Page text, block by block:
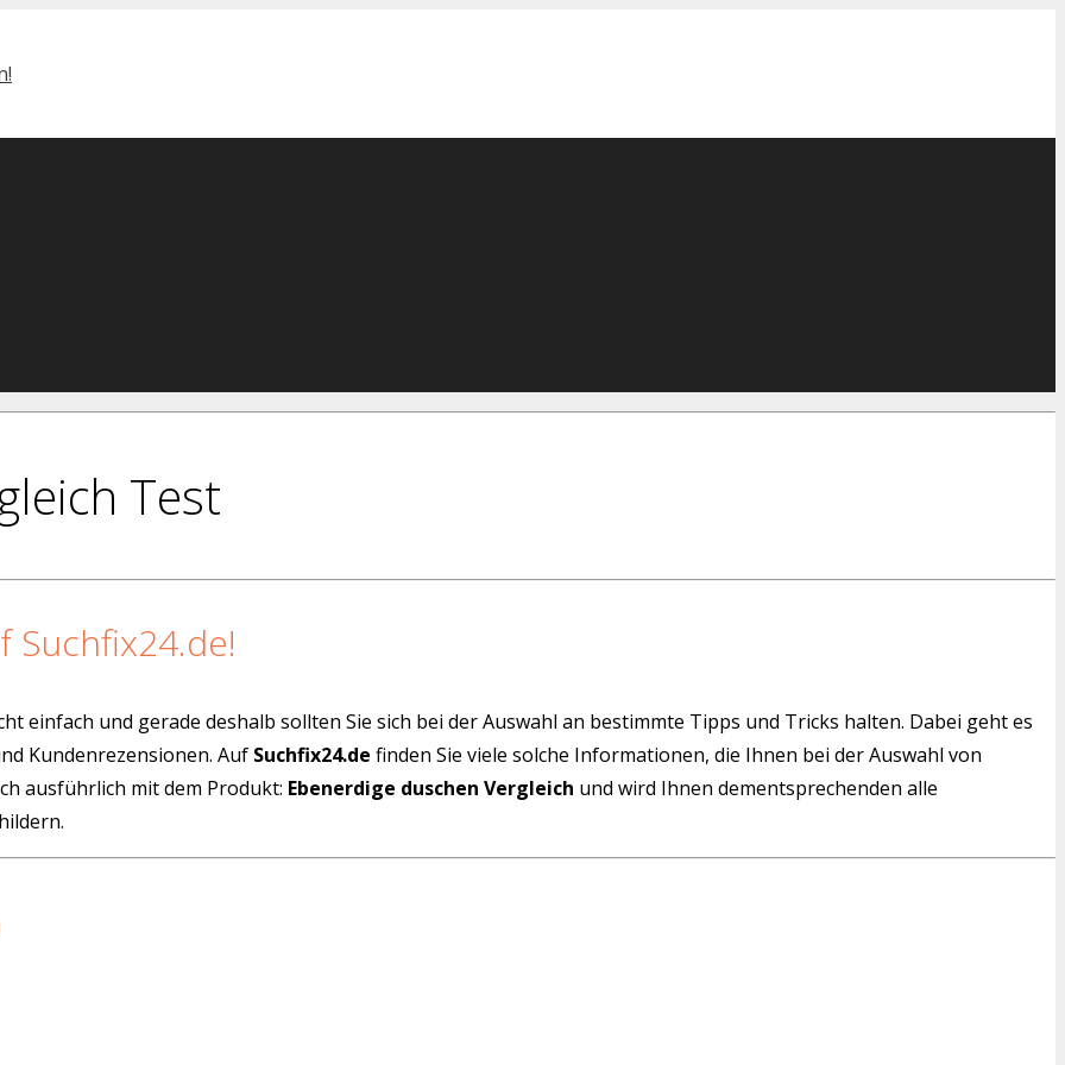
Test
Suchfix24.de!
einfach und gerade deshalb sollten Sie sich bei der Auswahl an bestimmte Tipps und Tricks halten. Dabei geht es
Kundenrezensionen. Auf Suchfix24.de finden Sie viele solche Informationen, die Ihnen bei der Auswahl von
ausführlich mit dem Produkt: Ebenerdige duschen Vergleich und wird Ihnen dementsprechenden alle